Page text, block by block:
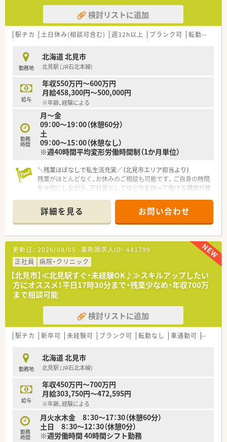
検討リストに追加
駅チカ 土日休み(相談可含む) 週32h以上 ブランク可 転勤なし
勤務地
北海道 北見市
北見駅 (JR石北本線)
給与
年収550万円～600万円
月給458,300円～500,000円
※年齢、経験による
勤務
時間
月～金
09：00～19：00（休憩60分）
土
09：00～15：00（休憩なし）
※週40時間平均変形労働時間制（1か月単位）
＼残業ほぼなしで私生活充実／（北見市エリア担当より）
残業がほとんどなく、お休みのご相談も可能です。ご自身の時間
を大切にしながら、正社員としてゆとりを持って働ける環境が整
＊------------------------------------------＊
【店舗情報と応需状況について】
■JR北見駅から徒歩7分の立地 消化器クリニックのの門前薬
局です。
■処方せん枚数は、1日100枚程度、消化器内科をメインに近隣の
総合病院からの処方箋も応需しています。
薬剤師は常勤3名在籍しており、在宅も行っています。
■電子薬歴を完備全自動分包機や錠剤、散薬の監査システムなど
設備も整っています。
【企業紹介】
■市内に4店舗を運営する調剤薬局です。地域に密着のかかりつ
け薬剤師として活躍しませんか。
■将来的に管理薬剤師として活躍したい方にもキャリアアップ
ます。
■信頼と優しさをモットーに掲げており、地域の方々から愛され
るかかりつけ薬局を目指している法人です。
【このような方にオススメ】
■残業が少なく、ご家族との時間やご自身の時間をしっかりと大
切にしたい方
■手厚い住宅補助や転居費用のサポートを活用して、心機一転新
しい環境でチャレンジしたい方
■ブランクがあって少し不安を感じているものの、手厚い教育サ
詳細を見る お問い合わせ
更新日： 2026/08/05 薬剤師求人ID： 441799
正社員
病院・クリニック
【北見市】≪北見駅すぐ・未経験OK♪≫スキルアップしたい
方にオススメ！平日17時30分まで・残業少なめ・年収700万
まで相談可能
検討リストに追加
駅チカ 新卒可 未経験可 ブランク可 転勤なし 車通勤可 高給与
勤務地
北海道 北見市
北見駅 (JR石北本線)
給与
年収450万円～700万円
月給303,750円～472,595円
※年齢、経験による
勤務
時間
月火水木金 8：30～17：30（休憩60分）
土日 8：30～12：30（休憩0分）
※週労働時間 40時間シフト勤務